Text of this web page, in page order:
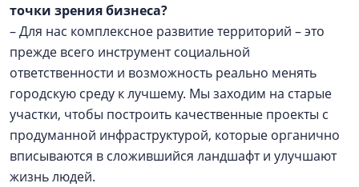
точки зрения бизнеса?
– Для нас комплексное развитие территорий – это
прежде всего инструмент социальной
ответственности и возможность реально менять
городскую среду к лучшему. Мы заходим на старые
участки, чтобы построить качественные проекты с
продуманной инфраструктурой, которые органично
вписываются в сложившийся ландшафт и улучшают
жизнь людей.